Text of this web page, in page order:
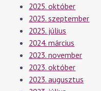
2025. október
2025. szeptember
2025. július
2024. március
2023. november
2023. október
2023. augusztus